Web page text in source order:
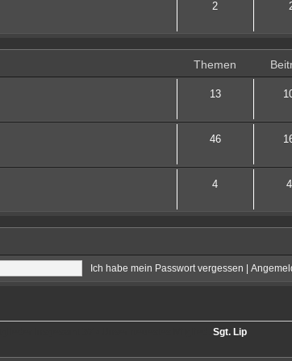
2
Themen
13
46
4
Ich habe mein Passwort vergessen |
Sgt. Lip